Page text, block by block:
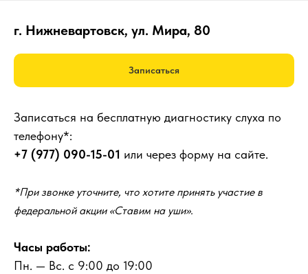
г. Нижневартовск, ул. Мира, 80
Записаться
Записаться на бесплатную диагностику слуха по
телефону*:
+7 (977) 090-15-01 или через форму на сайте.
*При звонке уточните, что хотите принять участие в
федеральной акции «Ставим на уши».
Часы работы:
Пн. — Вс. с 9:00 до 19:00